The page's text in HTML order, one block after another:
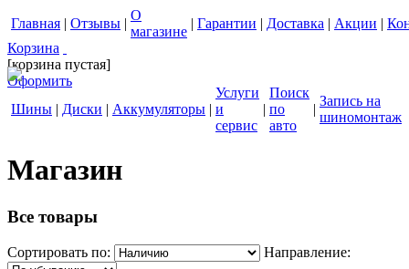
Главная | Отзывы |
О
магазине
| Гарантии | Доставка | Акции |
Корзина
[корзина пустая]
Оформить
Шины | Диски | Аккумуляторы |
Услуги
и
сервис
|
Поиск
по
авто
|
Запись на
шиномонтаж
Магазин
Все товары
Сортировать по: Направление: